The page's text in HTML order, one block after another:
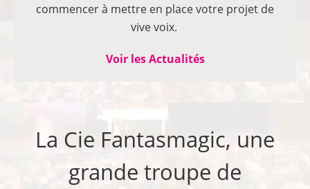
commencer à mettre en place votre projet de
vive voix.
Voir les Actualités
La Cie Fantasmagic, une
grande troupe de